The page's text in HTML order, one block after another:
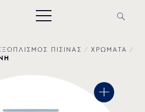
ΠΙΣΙΝΑΣ / ΧΡΩΜΑΤΑ /